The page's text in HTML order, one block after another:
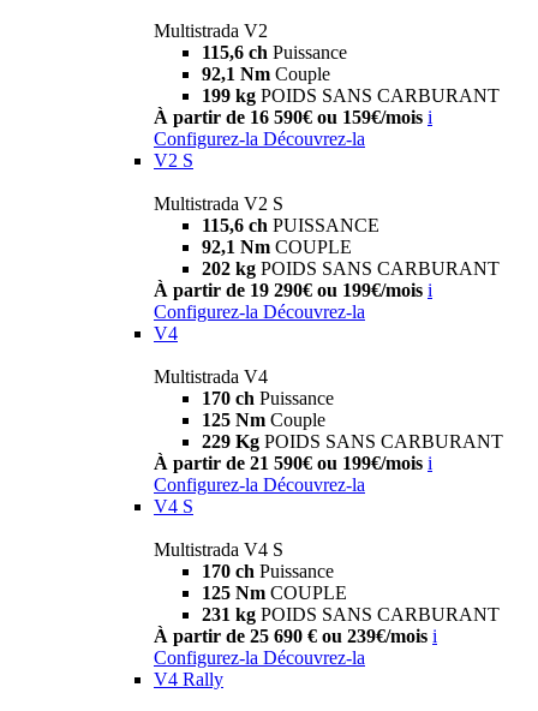
Multistrada V2
115,6 ch Puissance
92,1 Nm Couple
199 kg POIDS SANS CARBURANT
À partir de 16 590€ ou 159€/mois i
Configurez-la Découvrez-la
V2 S
Multistrada V2 S
115,6 ch PUISSANCE
92,1 Nm COUPLE
202 kg POIDS SANS CARBURANT
À partir de 19 290€ ou 199€/mois i
Configurez-la Découvrez-la
V4
Multistrada V4
170 ch Puissance
125 Nm Couple
229 Kg POIDS SANS CARBURANT
À partir de 21 590€ ou 199€/mois i
Configurez-la Découvrez-la
V4 S
Multistrada V4 S
170 ch Puissance
125 Nm COUPLE
231 kg POIDS SANS CARBURANT
À partir de 25 690 € ou 239€/mois i
Configurez-la Découvrez-la
V4 Rally